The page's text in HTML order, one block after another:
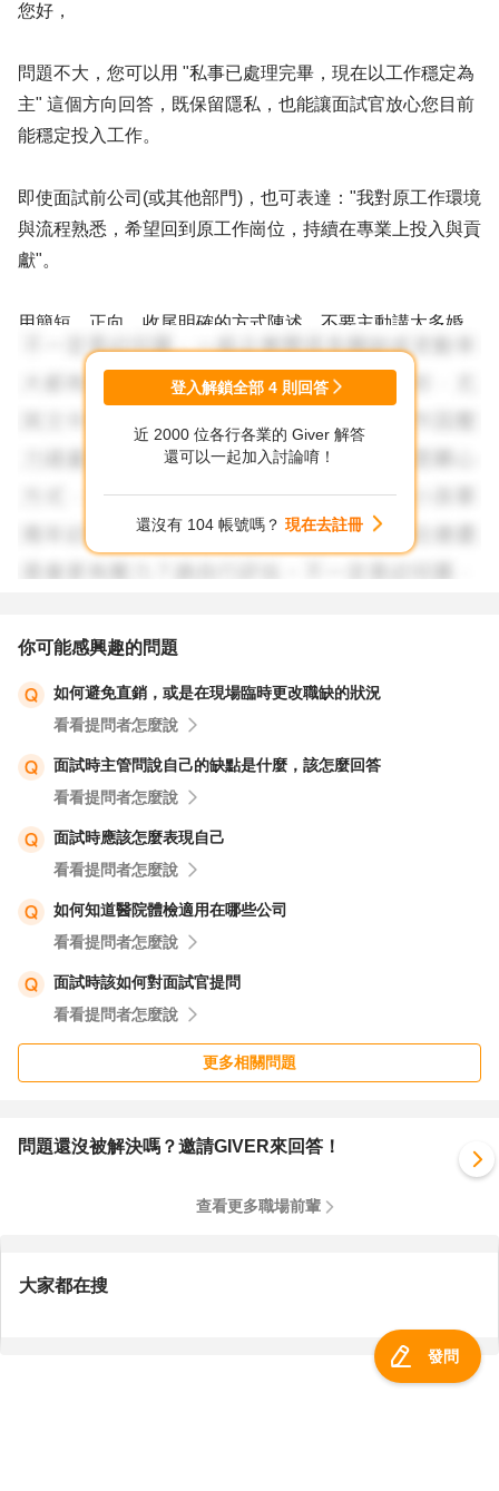
您好，
問題不大，您可以用 "私事已處理完畢，現在以工作穩定為
主" 這個方向回答，既保留隱私，也能讓面試官放心您目前
能穩定投入工作。
即使面試前公司(或其他部門)，也可表達："我對原工作環境
與流程熟悉，希望回到原工作崗位，持續在專業上投入與貢
獻"。
用簡短、正向、收尾明確的方式陳述，不要主動講太多婚
姻、後事或感情細節，這些確實屬於私事，說太多反而容易
面試官在意的是您未來的穩定性，所以最好加一句讓對方安
登入解鎖全部 4 則回答
近 2000 位各行各業的 Giver 解答
還可以一起加入討論唷！
還沒有 104 帳號嗎？ 現在去註冊
你可能感興趣的問題
如何避免直銷，或是在現場臨時更改職缺的狀況
看看提問者怎麼說
面試時主管問說自己的缺點是什麼，該怎麼回答
看看提問者怎麼說
面試時應該怎麼表現自己
看看提問者怎麼說
如何知道醫院體檢適用在哪些公司
看看提問者怎麼說
面試時該如何對面試官提問
看看提問者怎麼說
更多相關問題
問題還沒被解決嗎？邀請GIVER來回答！
查看更多職場前輩
大家都在搜
發問